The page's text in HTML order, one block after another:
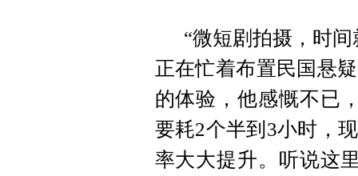
“微短剧拍摄，时
正在忙着布置民国悬
的体验，他感慨不已
要耗2个半到3小时，
率大大提升。听说这